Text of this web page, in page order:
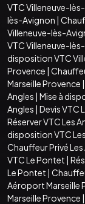
VTC Villeneuve-
lès-Avignon |
Villeneuve-lès-
VTC Villeneuve-
disposition VTC
Provence |
Marseille Provence |
Angles | Mise à
Angles | Devis VTC
Réserver VTC Les
disposition VTC
Chauffeur Privé
VTC Le Pontet |
Le Pontet |
Aéroport Marseille
Marseille Provence |